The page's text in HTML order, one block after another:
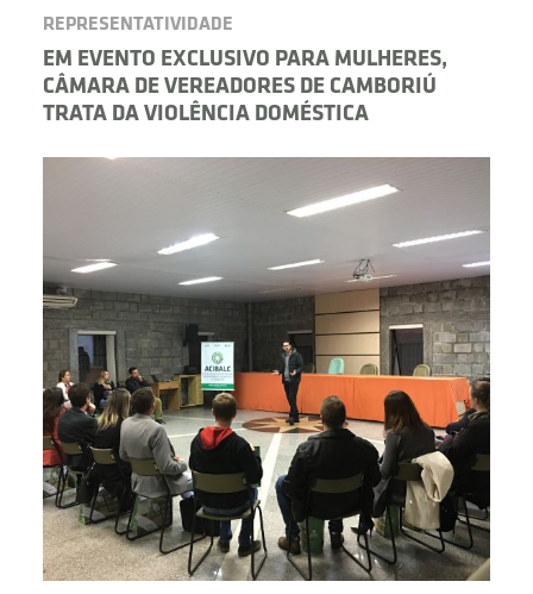
REPRESENTATIVIDADE
EM EVENTO EXCLUSIVO PARA MULHERES,
CÂMARA DE VEREADORES DE CAMBORIÚ
TRATA DA VIOLÊNCIA DOMÉSTICA